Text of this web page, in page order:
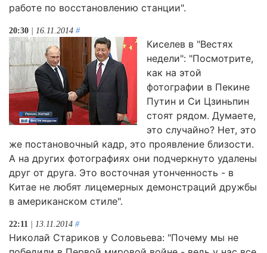
работе по восстановлению станции".
20:30 | 16.11.2014 #
Киселев в "Вестях
недели": "Посмотрите,
как на этой
фотографии в Пекине
Путин и Си Цзиньпин
стоят рядом. Думаете,
это случайно? Нет, это
же постановочный кадр, это проявление близости.
А на других фотографиях они подчеркнуто удалены
друг от друга. Это восточная утонченность - в
Китае не любят лицемерных демонстраций дружбы
в американском стиле".
22:11 | 13.11.2014 #
Николай Стариков у Соловьева: "Почему мы не